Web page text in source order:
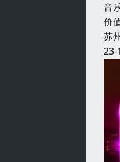
音
价
苏
23-